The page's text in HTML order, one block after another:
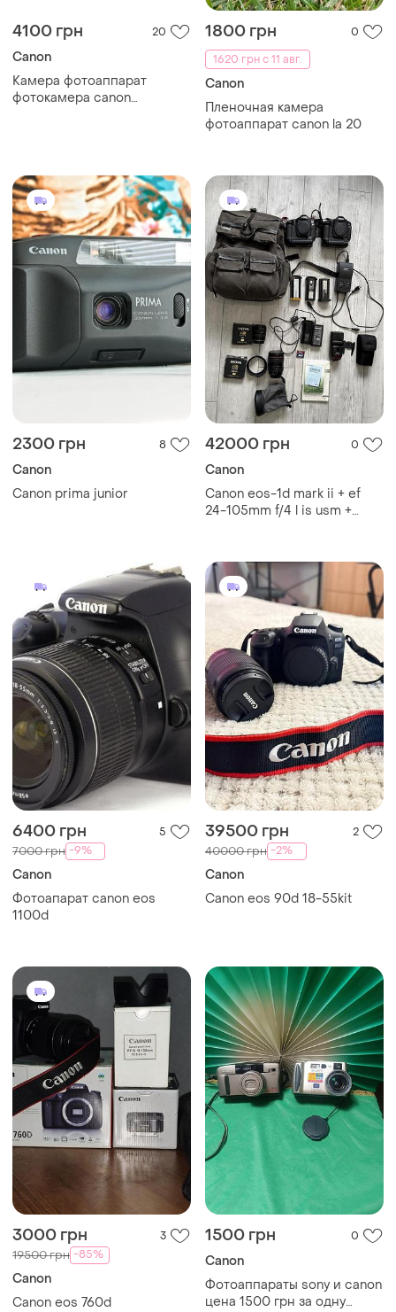
4100 грн 20
Canon
Камера фотоаппарат
фотокамера canon
1800 грн
0
1620 грн с 11 авг.
Canon
Пленочная камера
фотоаппарат canon la 20
2300 грн 8
Canon
Canon prima junior
42000 грн 0
Canon
Canon eos-1d mark ii + ef
24-105mm f/4 l is usm +
6400 грн 5
7000 грн -9%
Canon
Фотоапарат canon eos
1100d
39500 грн 2
40000 грн -2%
Canon
Canon eos 90d 18-55kit
3000 грн 3
19500 грн -85%
Canon
Canon eos 760d
1500 грн 0
Canon
Фотоаппараты sony и canon
цена 1500 грн за одну